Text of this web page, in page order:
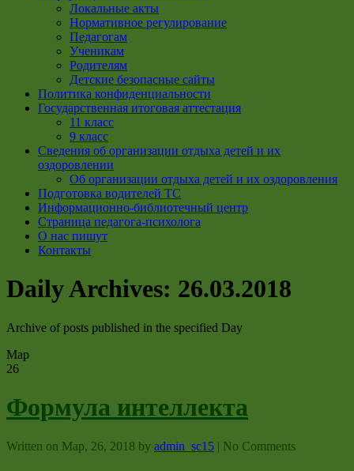
Локальные акты
Нормативное регулирование
Педагогам
Ученикам
Родителям
Детские безопасные сайты
Политика конфиденциальности
Государственная итоговая аттестация
11 класс
9 класс
Сведения об организации отдыха детей и их
оздоровлении
Об организации отдыха детей и их оздоровления
Подготовка водителей ТС
Информационно-библиотечный центр
Страница педагога-психолога
О нас пишут
Контакты
Daily Archives: 26.03.2018
Archive of posts published in the specified Day
Мар
26
Формула интеллекта
Written on Мар, 26, 2018 by admin_sc15 | No Comments